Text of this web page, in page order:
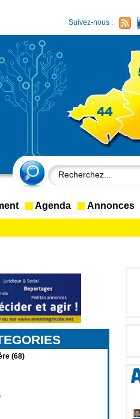
Suivez-nous :
Agenda Annonces
(68)